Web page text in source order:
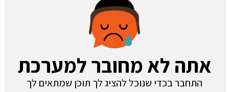
אתה לא מחובר למערכת
התחבר בכדי שנוכל להציג לך תוכן שמתאים לך